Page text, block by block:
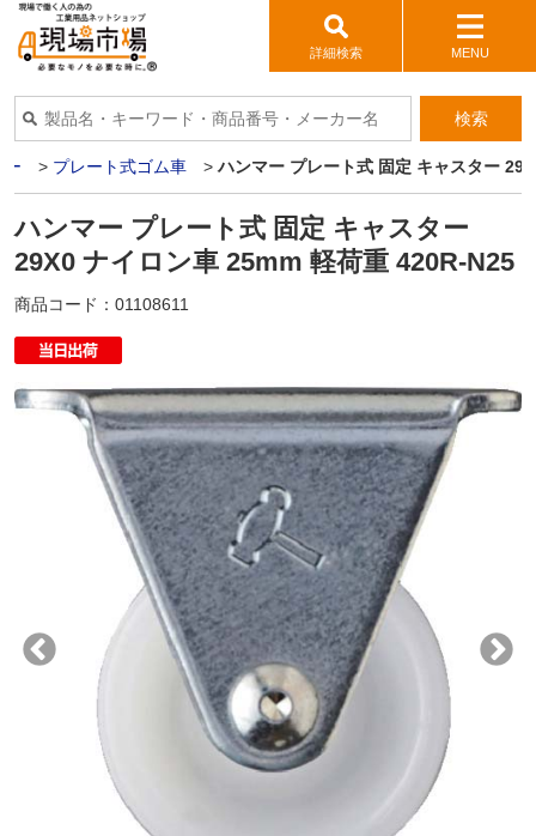
詳細検索 MENU
検索
ー > プレート式ゴム車 >ハンマー プレート式 固定 キャスター
ハンマー プレート式 固定 キャスター
29X0 ナイロン車 25mm 軽荷重 420R-N25
商品コード： 01108611